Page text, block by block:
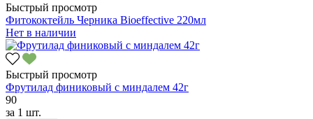
Быстрый просмотр
Фитококтейль Черника Bioeffective 220мл
Нет в наличии
Быстрый просмотр
Фрутилад финиковый с миндалем 42г
90
за 1 шт.